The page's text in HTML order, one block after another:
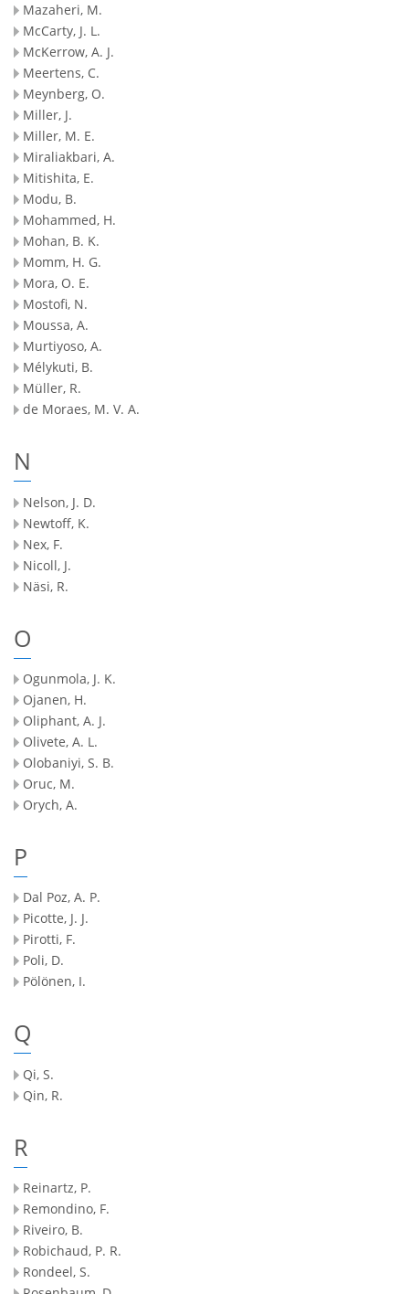
Mazaheri, M.
McCarty, J. L.
McKerrow, A. J.
Meertens, C.
Meynberg, O.
Miller, J.
Miller, M. E.
Miraliakbari, A.
Mitishita, E.
Modu, B.
Mohammed, H.
Mohan, B. K.
Momm, H. G.
Mora, O. E.
Mostofi, N.
Moussa, A.
Murtiyoso, A.
Mélykuti, B.
Müller, R.
de Moraes, M. V. A.
N
Nelson, J. D.
Newtoff, K.
Nex, F.
Nicoll, J.
Näsi, R.
O
Ogunmola, J. K.
Ojanen, H.
Oliphant, A. J.
Olivete, A. L.
Olobaniyi, S. B.
Oruc, M.
Orych, A.
P
Dal Poz, A. P.
Picotte, J. J.
Pirotti, F.
Poli, D.
Pölönen, I.
Q
Qi, S.
Qin, R.
R
Reinartz, P.
Remondino, F.
Riveiro, B.
Robichaud, P. R.
Rondeel, S.